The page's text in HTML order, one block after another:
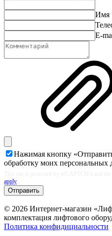
Имя
E-
Нажимая кнопку
обработку моих персональных
apply
Отправить
© 2026 Интернет-магазин
комплектация лифтового
Политика конфидициальности